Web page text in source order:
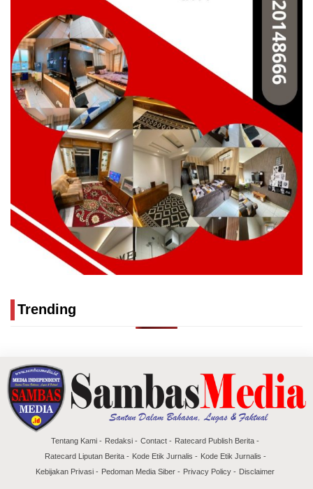
Trending
Tentang Kami Redaksi Contact
Ratecard Publish Berita
Ratecard Liputan Berita
Kode Etik Jurnalis
Kode Etik Jurnalis
Kebijakan Privasi
Pedoman Media Siber Privacy Policy Disclaimer